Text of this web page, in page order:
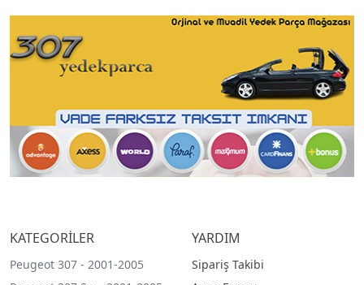
KATEGORİLER
Peugeot 307 - 2001-2005
YARDIM
Sipariş Takibi